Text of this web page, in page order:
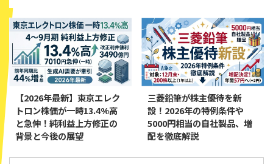
【2026年最新】東京エレク
トロン株価が一時13.4%高
と急伸！純利益上方修正の
背景と今後の展望
三菱鉛筆が株主優待を新
設！2026年の特例条件や
5000円相当の自社製品、増
配を徹底解説